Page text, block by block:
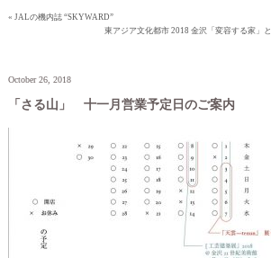
« JALの機内誌 “SKYWARD”
東アジア⽂化都市 2018 ⾦沢「変容する家」
October 26, 2018
「さる山」 十一月営業予定日のご案内